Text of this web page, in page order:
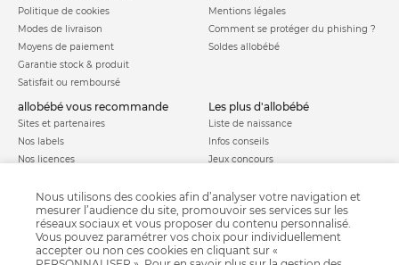
Politique de cookies
Modes de livraison
Moyens de paiement
Garantie stock & produit
Satisfait ou remboursé
Mentions légales
Comment se protéger du phishing ?
Soldes allobébé
allobébé vous recommande
Sites et partenaires
Nos labels
Nos licences
les plus d'allobébé
Liste de naissance
Infos conseils
Jeux concours
Parrainage
Paiement sécurisé
Nous utilisons des cookies afin d’analyser votre navigation et
mesurer l’audience du site, promouvoir ses services sur les
réseaux sociaux et vous proposer du contenu personnalisé.
Vous pouvez paramétrer vos choix pour individuellement
accepter ou non ces cookies en cliquant sur «